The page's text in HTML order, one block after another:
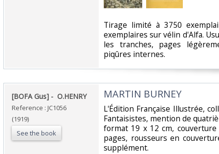
‎Tirage limité à 3750
exemplaires sur vélin d'Alfa.
les tranches, pages
piqûres internes. ‎
‎[BOFA Gus] - ‎ ‎O.HENRY‎
Reference : JC1056
(1919)
See the book
‎MARTIN BURNEY‎
‎L'Édition Française Illustrée,
Fantaisistes, mention de
format 19 x 12 cm,
pages, rousseurs en
supplément.‎